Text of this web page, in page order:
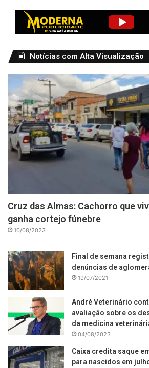
Notícias com Alta Visualização
Cruz das Almas: Cachorro que
ganha cortejo fúnebre
10/08/2023
Final de semana
denúncias de
19/07/2021
André Veterinário
avaliação sobre os
da medicina
04/08/2023
Caixa credita saque
para nascidos em